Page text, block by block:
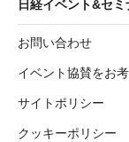
日経イベント&セ
お問い合わせ
イベント協賛をお
サイトポリシー
クッキーポリシー